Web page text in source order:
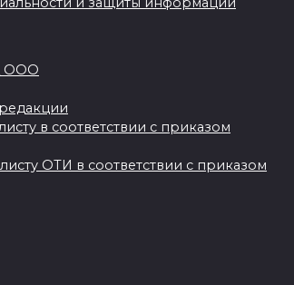
ООО
в соответствии с приказом
ОТИ в соответствии с приказом